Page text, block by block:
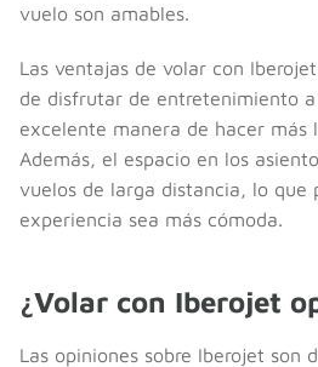
vuelo son amables.
Las ventajas de volar con
de disfrutar de entretenimiento
excelente manera de hacer más
Además, el espacio en los
vuelos de larga distancia, lo que
experiencia sea más cómoda.
¿Volar con Iberojet
Las opiniones sobre Iberojet son